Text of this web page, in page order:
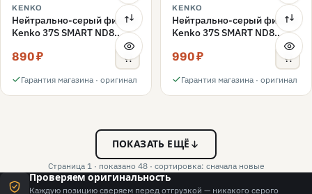
KENKO
Нейтрально-серый фильтр
Kenko 37S SMART ND8
890 ₽
Гарантия магазина · оригинал
KENKO
Нейтрально-серый фильтр
Kenko 37S SMART ND8
990 ₽
Гарантия магазина · оригинал
ПОКАЗАТЬ ЕЩЁ
Страница 1 · показано 48 · сортировка: сначала новые
Проверяем оригинальность
Каждую позицию сверяем перед отгрузкой — никакого серого